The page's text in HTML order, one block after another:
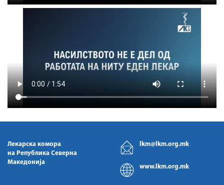
Лекарска комора
на Република Северна
Македонија
lkm@lkm.org.mk
www.lkm.org.mk